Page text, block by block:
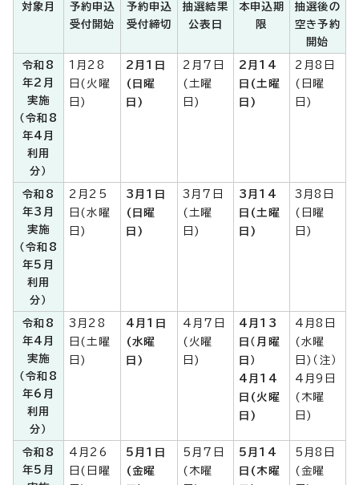
対象月
予約申込
受付開始
予約申込
受付締切
抽選結果
公表日
本申込期
限
抽選後の
空き予約
開始
令和8
年2月
実施
（令和8
年4月
利用
分）
1月28
日(火曜
日)
2月1日
(日曜
日)
2月7日
(土曜
日)
2月14
日(土曜
日)
2月8日
(日曜
日)
令和8
年3月
実施
（令和8
年5月
利用
分）
2月25
日(水曜
日)
3月1日
(日曜
日)
3月7日
(土曜
日)
3月14
日(土曜
日)
3月8日
(日曜
日)
令和8
年4月
実施
（令和8
年6月
利用
分）
3月28
日(土曜
日)
4月1日
(水曜
日)
4月7日
(火曜
日)
4月13
日（月曜
日）
4月14
日(火曜
日)
4月8日
(水曜
日)（注）
4月9日
(木曜
日)
令和8
年5月
4月26
日(日曜
5月1日
(金曜
5月7日
(木曜
5月14
日(木曜
5月8日
(金曜